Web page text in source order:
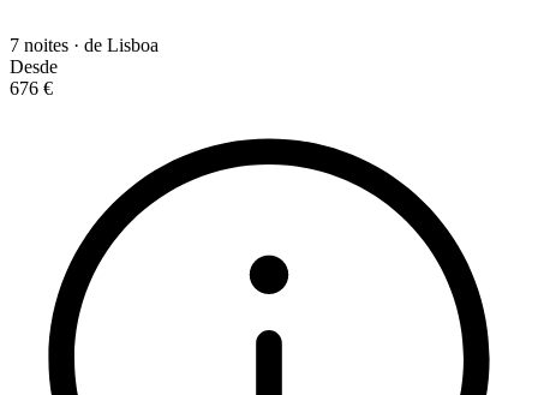
7 noites · de Lisboa
Desde
676 €